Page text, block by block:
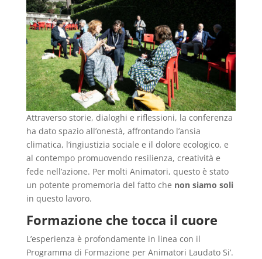
Attraverso storie, dialoghi e riflessioni, la conferenza
ha dato spazio all’onestà, affrontando l’ansia
climatica, l’ingiustizia sociale e il dolore ecologico, e
al contempo promuovendo resilienza, creatività e
fede nell’azione. Per molti Animatori, questo è stato
un potente promemoria del fatto che non siamo soli
in questo lavoro.
Formazione che tocca il cuore
L’esperienza è profondamente in linea con il
Programma di Formazione per Animatori Laudato Si’.